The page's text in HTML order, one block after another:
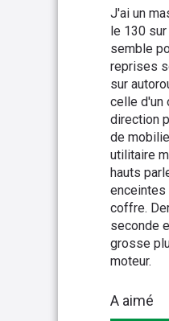
J'ai un
le 130
semble
reprises
sur
celle d'un
direction
de
utilitaire
hauts
enceintes
coffre.
seconde
grosse
moteur.
A aimé